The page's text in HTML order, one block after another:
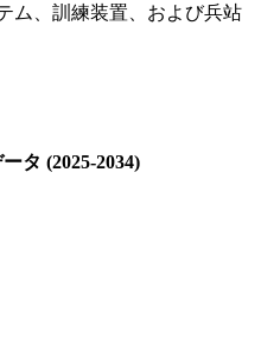
ム、訓練装置、および兵站
タ (2025-2034)